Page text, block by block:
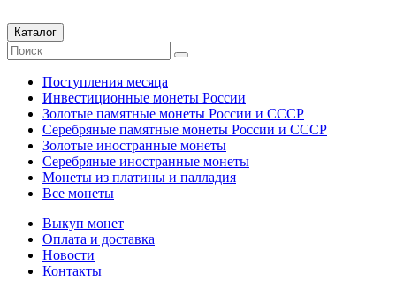
Каталог
Поступления месяца
Инвестиционные монеты России
Золотые памятные монеты России и СССР
Серебряные памятные монеты России и СССР
Золотые иностранные монеты
Серебряные иностранные монеты
Монеты из платины и палладия
Все монеты
Выкуп монет
Оплата и доставка
Новости
Контакты